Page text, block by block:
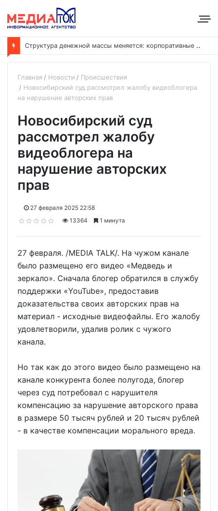
С
труктура денежной массы меняется: корпоративные депозиты обогнали вклады населения
Главная Новости
Происшествия
Новосибирский суд рассмотрел жалобу видеоблогера
на нарушение авторских прав
Новосибирский суд
рассмотрел жалобу
видеоблогера на
нарушение авторских
прав
27 февраля 2025 22:58
13364
1 минута
27 февраля. /MEDIA TALK/. На чужом канале
было размещено его видео «Медведь и
зеркало». Сначала блогер обратился в службу
поддержки «YouTube», предоставив
доказательства своих авторских прав на
материал - исходные видеофайлы. Его жалобу
удовлетворили, удалив ролик с чужого
канала.
Но так как до этого видео было размещено на
канале конкурента более полугода, блогер
через суд потребовал с нарушителя
компенсацию за нарушение авторского права
в размере 50 тысяч рублей и 20 тысяч рублей
- в качестве компенсации морального вреда.